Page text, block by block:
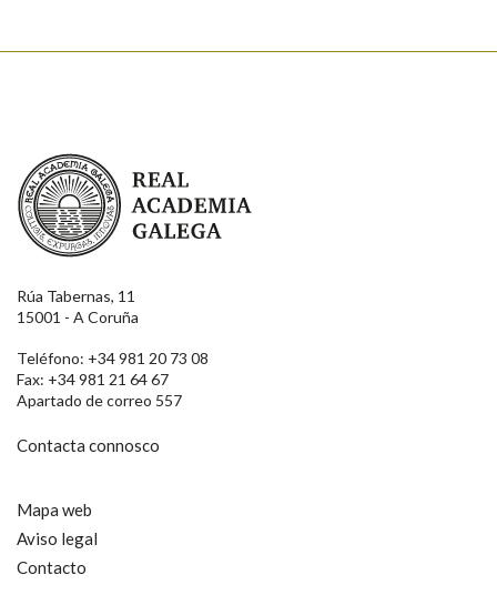
Real Academia Galega
Rúa Tabernas, 11
15001 - A Coruña
Teléfono: +34 981 20 73 08
Fax: +34 981 21 64 67
Apartado de correo 557
Contacta connosco
Mapa web
Aviso legal
Contacto